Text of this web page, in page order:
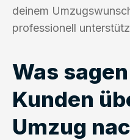
deinem
professionell
Was
Kunden
Umzug